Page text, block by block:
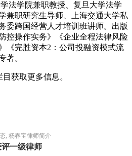
学院兼职教授、复旦大学法学
兼职研究生导师、上海交通大学私
委跨国经营人才培训班讲师。出版
控操作实务》《企业全程法律风险
《完胜资本2：公司投融资模式流
著。
目获取更多信息。
, 杨春宝律师简介
一级律师